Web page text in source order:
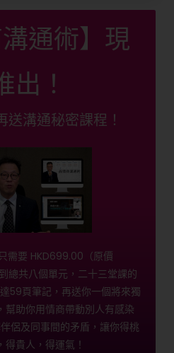
溝通術】現
出！
送溝通秘密課程！
需要 HKD699.00（原價
總共八個單元，二十三堂課的
59頁筆記，再送你一個將來獨
幫助你用情商帶動別人有感染
侶及同事間的矛盾，讓你得桃
得貴人，得運氣！